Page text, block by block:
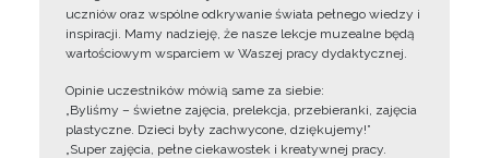
uczniów oraz wspólne odkrywanie świata pełnego wiedzy i
inspiracji. Mamy nadzieję, że nasze lekcje muzealne będą
wartościowym wsparciem w Waszej pracy dydaktycznej.
Opinie uczestników mówią same za siebie:
„Byliśmy – świetne zajęcia, prelekcja, przebieranki, zajęcia
plastyczne. Dzieci były zachwycone, dziękujemy!”
„Super zajęcia, pełne ciekawostek i kreatywnej pracy.